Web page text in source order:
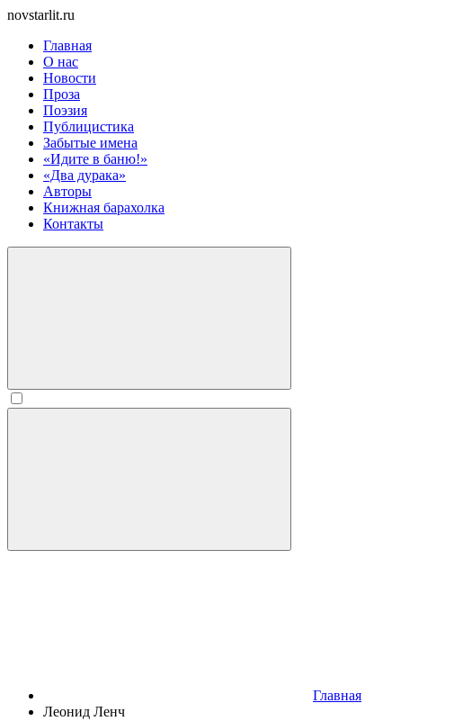
novstarlit.ru
Главная
О нас
Новости
Проза
Поэзия
Публицистика
Забытые имена
«Идите в баню!»
«Два дурака»
Авторы
Книжная барахолка
Контакты
Главная
Леонид Ленч